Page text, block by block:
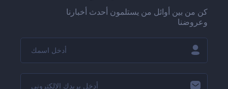
كن من بين أوائل من يستلمون أحدث أخبارنا
وعروضنا